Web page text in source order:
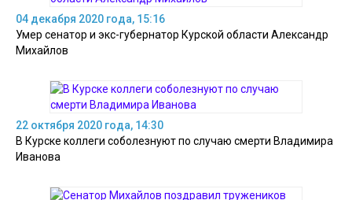
04 декабря 2020 года, 15:16
Умер сенатор и экс-губернатор Курской области Александр
Михайлов
22 октября 2020 года, 14:30
В Курске коллеги соболезнуют по случаю смерти Владимира
Иванова